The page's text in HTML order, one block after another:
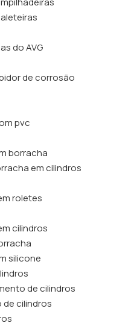
do AVG
de corrosão
pvc
borracha
em cilindros
roletes
cilindros
silicone
de cilindros
cilindros